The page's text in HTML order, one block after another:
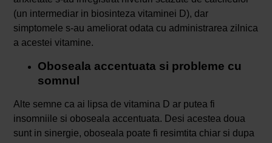
(un intermediar in biosinteza vitaminei D), dar
simptomele s-au ameliorat odata cu administrarea zilnica
a acestei vitamine.
Oboseala accentuata si probleme cu
somnul
Alte semne ca ai lipsa de vitamina D ar putea fi
insomniile si oboseala accentuata. Desi acestea doua
sunt in sinergie, oboseala poate fi resimtita chiar si dupa